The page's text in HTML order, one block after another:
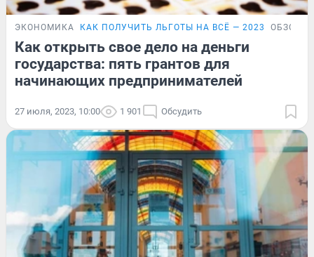
ЭКОНОМИКА КАК ПОЛУЧИТЬ ЛЬГОТЫ НА ВСЁ — 2023 ОБЗОР
Как открыть свое дело на деньги
государства: пять грантов для
начинающих предпринимателей
27 июля, 2023, 10:00 1 901 Обсудить